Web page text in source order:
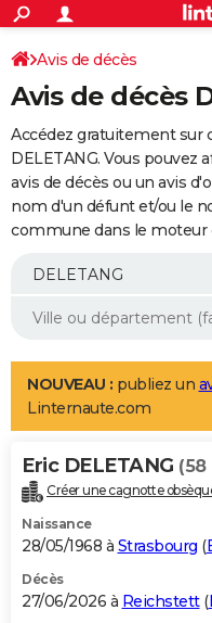
ACTUALITÉS
Politique
Société
Faits Divers
Education
Monde
Villes
+
SPORT
Coupe du monde 2026
Football
Tennis
Cyclisme
Rugby
Forum
Programme TV
TNT
Streaming
Cinéma
Sorties cinéma
Musique
+
FINANCE
Retraite
Epargne
Immobilier
Risques naturels par ville
Banque
Assurance
AUTO
Essais
Réserver un essai
Citadines
Berlines
SUV
Forum auto
+
Mobiles
Meilleur smartphone
Internet
Ordinateurs
Jeux vidéo
Guide high-tech
Aménagement intérieur
LIFESTYLE
Art de vivre
Bien-être
Loisirs
Mode
Modes de vie
Alimentation
Guide de la santé
Maladies
Médicaments
Sommeil
VOYAGE
Destinations
City break
Voyage nature
Voyage de noces
Forum
Climat
+PHOTO
GUIDES D'ACHAT
BONS PLANS
Avis de décès
Avis de décès
Accédez gratuitement sur
DELETANG. Vous pouvez
avis de décès ou un avis
nom d'un défunt et/ou le
commune dans le moteur
NOUVEAU : publiez un
Linternaute.com
Eric DELETANG (58
Créer une cagnotte
Naissance
28/05/1968 à Strasbourg (
Décès
27/06/2026 à Reichstett(